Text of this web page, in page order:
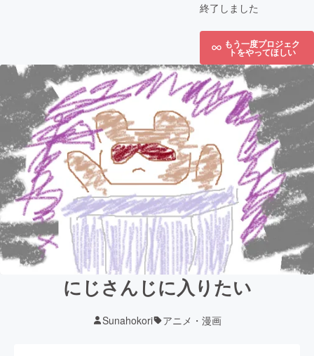
終了しました
もう一度プロジェク
トをやってほしい
にじさんじに入りたい
Sunahokori アニメ・漫画